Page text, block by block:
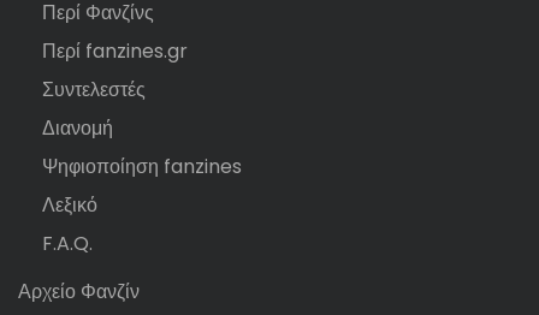
Περί Φανζίνς
Περί fanzines.gr
Συντελεστές
Διανομή
Ψηφιοποίηση fanzines
Λεξικό
F.A.Q.
Αρχείο Φανζίν